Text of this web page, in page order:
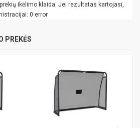
ikėlimo klaida. Jei rezultatas kartojasi,
0 error
PREKĖS